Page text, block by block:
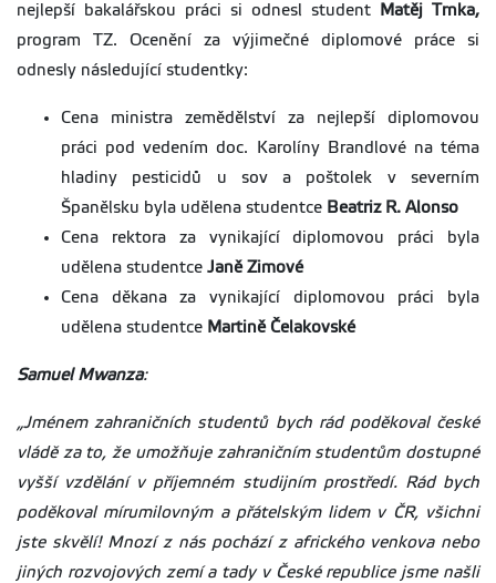
nejlepší bakalářskou práci si odnesl student
Matěj Trnka,
program TZ. Ocenění za výjimečné diplomové práce si
odnesly následující studentky:
Cena ministra zemědělství za nejlepší diplomovou
práci pod vedením doc. Karolíny Brandlové na téma
hladiny pesticidů u sov a poštolek v severním
Španělsku byla udělena studentce Beatriz R. Alonso
Cena rektora za vynikající diplomovou práci byla
udělena studentce Janě Zimové
Cena děkana za vynikající diplomovou práci byla
udělena studentce Martině Čelakovské
Samuel Mwanza:
„Jménem zahraničních studentů bych rád poděkoval české
vládě za to, že umožňuje zahraničním studentům dostupné
vyšší vzdělání v příjemném studijním prostředí. Rád bych
poděkoval mírumilovným a přátelským lidem v ČR, všichni
jste skvělí! Mnozí z nás pochází z afrického venkova nebo
jiných rozvojových zemí a tady v České republice jsme našli